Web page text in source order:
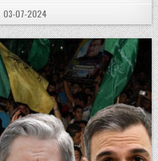
PUBLISHED DATE:
03-07-2024